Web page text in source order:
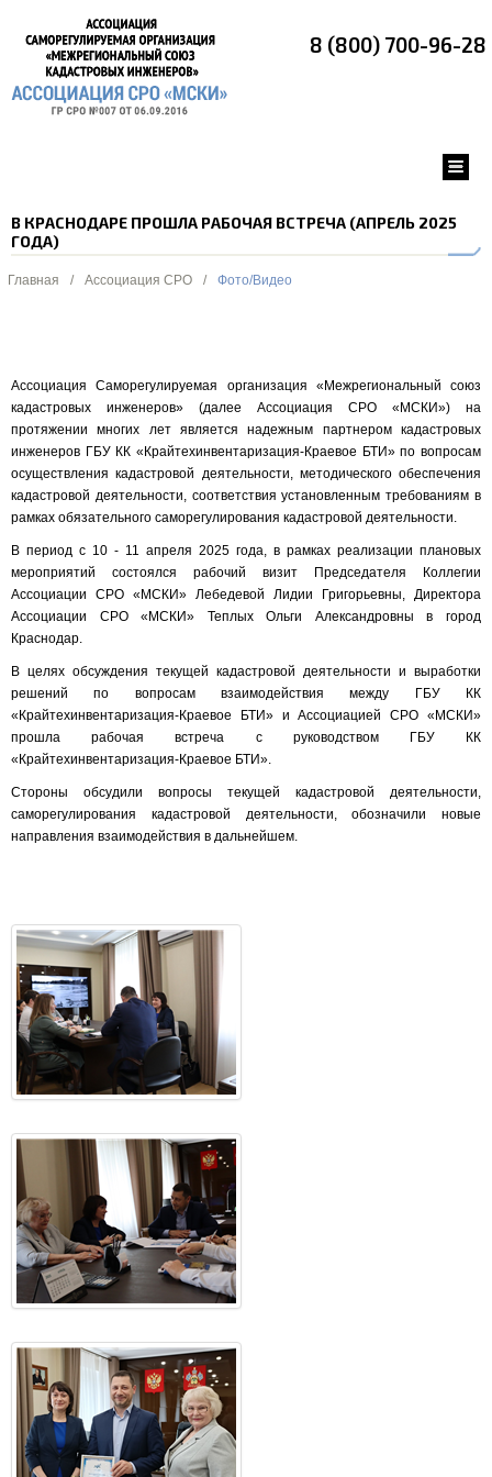
8 (800) 700-96-28
В КРАСНОДАРЕ ПРОШЛА РАБОЧАЯ ВСТРЕЧА (АПРЕЛЬ 2025
ГОДА)
Главная / Ассоциация СРО / Фото/Видео
Ассоциация Саморегулируемая организация «Межрегиональный союз
кадастровых инженеров» (далее Ассоциация СРО «МСКИ») на
протяжении многих лет является надежным партнером кадастровых
инженеров ГБУ КК «Крайтехинвентаризация-Краевое БТИ» по вопросам
осуществления кадастровой деятельности, методического обеспечения
кадастровой деятельности, соответствия установленным требованиям в
рамках обязательного саморегулирования кадастровой деятельности.
В период с 10 - 11 апреля 2025 года, в рамках реализации плановых
мероприятий состоялся рабочий визит Председателя Коллегии
Ассоциации СРО «МСКИ» Лебедевой Лидии Григорьевны, Директора
Ассоциации СРО «МСКИ» Теплых Ольги Александровны в город
Краснодар.
В целях обсуждения текущей кадастровой деятельности и выработки
решений по вопросам взаимодействия между ГБУ КК
«Крайтехинвентаризация-Краевое БТИ» и Ассоциацией СРО «МСКИ»
прошла рабочая встреча с руководством ГБУ КК
«Крайтехинвентаризация-Краевое БТИ».
Стороны обсудили вопросы текущей кадастровой деятельности,
саморегулирования кадастровой деятельности, обозначили новые
направления взаимодействия в дальнейшем.